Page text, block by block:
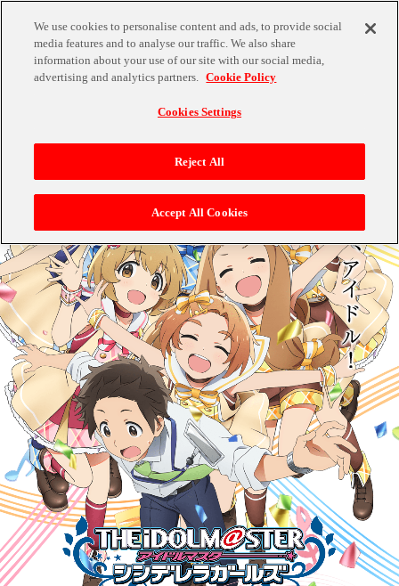
We use cookies to personalise content and ads, to provide social
media features and to analyse our traffic. We also share
information about your use of our site with our social media,
advertising and analytics partners. Cookie Policy
Cookies Settings
Reject All
Accept All Cookies